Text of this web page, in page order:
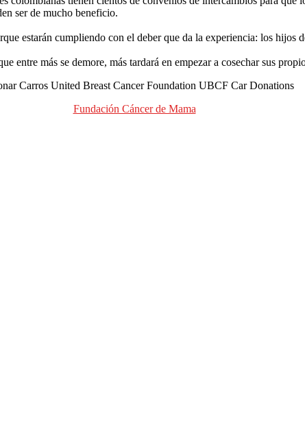
ser de mucho beneficio.
estarán cumpliendo con el deber que da la experiencia: los hijos
entre más se demore, más tardará en empezar a cosechar sus
Fundación Cáncer de Mama